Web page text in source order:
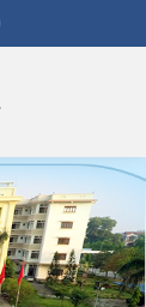
Đại học